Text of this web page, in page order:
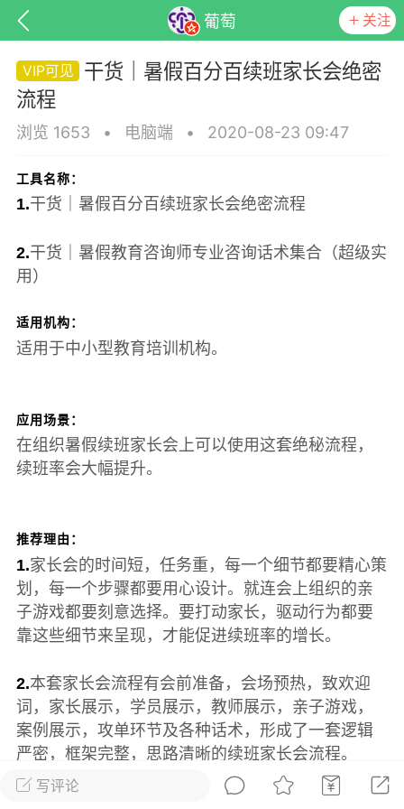
葡萄 关注
布稳住经济一揽子政策措施
兴日报 6月7日下午，记者从新闻发
悉，为贯彻落实绍兴市经济稳进提质攻
0 2.6k
！国务院：文化艺术和体育行业被纳
业，可缓缴社保
社会保障部 国家发展改革委 财政部 税务
扩大阶段性缓缴社会保险费政策实施范
的通知人社部发〔2022〕31号各省、自
写评论
干货｜暑假百分百续班家长会绝密
流程
浏览 1653 • 电脑端 • 2020-08-23 09:47
工具名称：
1.干货｜暑假百分百续班家长会绝密流程
2.干货｜暑假教育咨询师专业咨询话术集合（超级实
用）
适用机构：
适用于中小型教育培训机构。
应用场景：
在组织暑假续班家长会上可以使用这套绝秘流程，
续班率会大幅提升。
推荐理由：
1.家长会的时间短，任务重，每一个细节都要精心策
划，每一个步骤都要用心设计。就连会上组织的亲
子游戏都要刻意选择。要打动家长，驱动行为都要
靠这些细节来呈现，才能促进续班率的增长。
2.本套家长会流程有会前准备，会场预热，致欢迎
词，家长展示，学员展示，教师展示，亲子游戏，
案例展示，攻单环节及各种话术，形成了一套逻辑
严密，框架完整，思路清晰的续班家长会流程。
这套合集系统整理了暑假班小学段，初中段，高中